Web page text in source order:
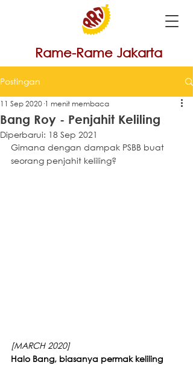
Rame-Rame Jakarta
Postingan
Bang Roy - Penjahit Keliling
11 Sep 2020 1 menit membaca
Diperbarui: 18 Sep 2021
Gimana dengan dampak PSBB buat
seorang penjahit keliling?
[MARCH 2020]
Halo Bang, biasanya permak keliling